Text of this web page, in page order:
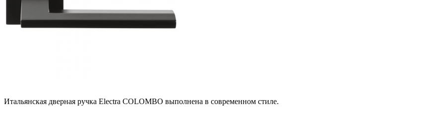
Итальянская дверная ручка Electra COLOMBO выполнена в современном стиле.